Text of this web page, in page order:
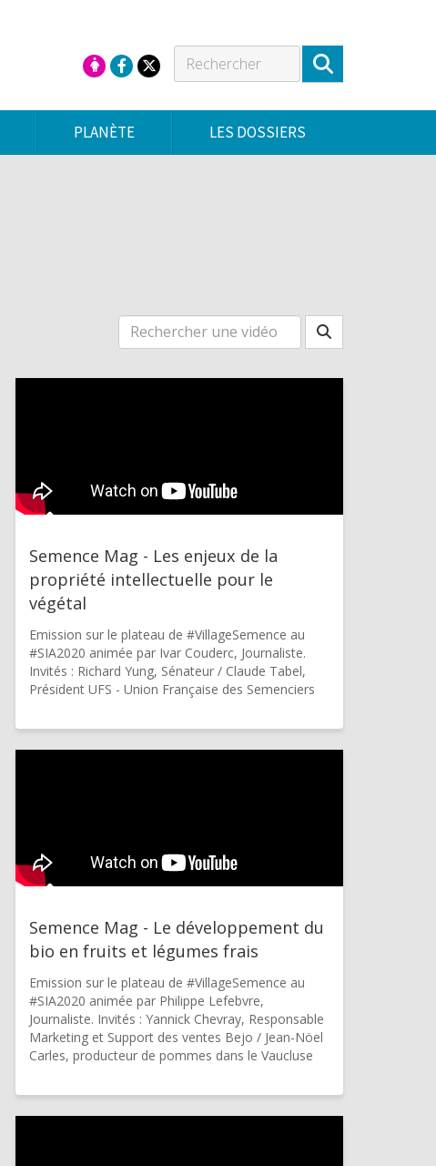
Semence Mag - Les enjeux de la
propriété intellectuelle pour le
végétal
Emission sur le plateau de #VillageSemence au
#SIA2020 animée par Ivar Couderc, Journaliste.
Invités : Richard Yung, Sénateur / Claude Tabel,
Président UFS - Union Française des Semenciers
Semence Mag - Le développement du
bio en fruits et légumes frais
Emission sur le plateau de #VillageSemence au
#SIA2020 animée par Philippe Lefebvre,
Journaliste. Invités : Yannick Chevray, Responsable
Marketing et Support des ventes Bejo / Jean-Nöel
Carles, producteur de pommes dans le Vaucluse
PLANÈTE LES DOSSIERS